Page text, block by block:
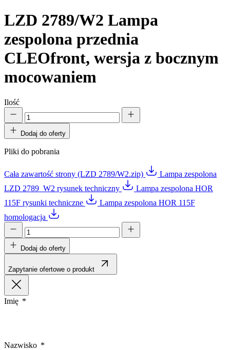
LZD 2789/W2 Lampa
zespolona przednia
CLEOfront, wersja z bocznym
mocowaniem
Ilość
Dodaj do oferty
Pliki do pobrania
Cała zawartość strony (LZD 2789/W2.zip)
Lampa zespolona
LZD 2789_W2 rysunek techniczny
Lampa zespolona HOR
115F rysunki techniczne
Lampa zespolona HOR 115F
homologacja
Dodaj do oferty
Zapytanie ofertowe o produkt
Imię
Nazwisko